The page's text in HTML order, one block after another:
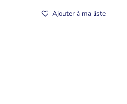
Ajouter à ma liste